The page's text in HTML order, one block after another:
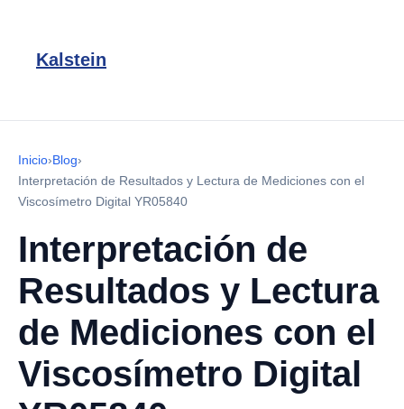
Kalstein
Inicio›Blog›
Interpretación de Resultados y Lectura de Mediciones con el
Viscosímetro Digital YR05840
Interpretación de
Resultados y Lectura
de Mediciones con el
Viscosímetro Digital